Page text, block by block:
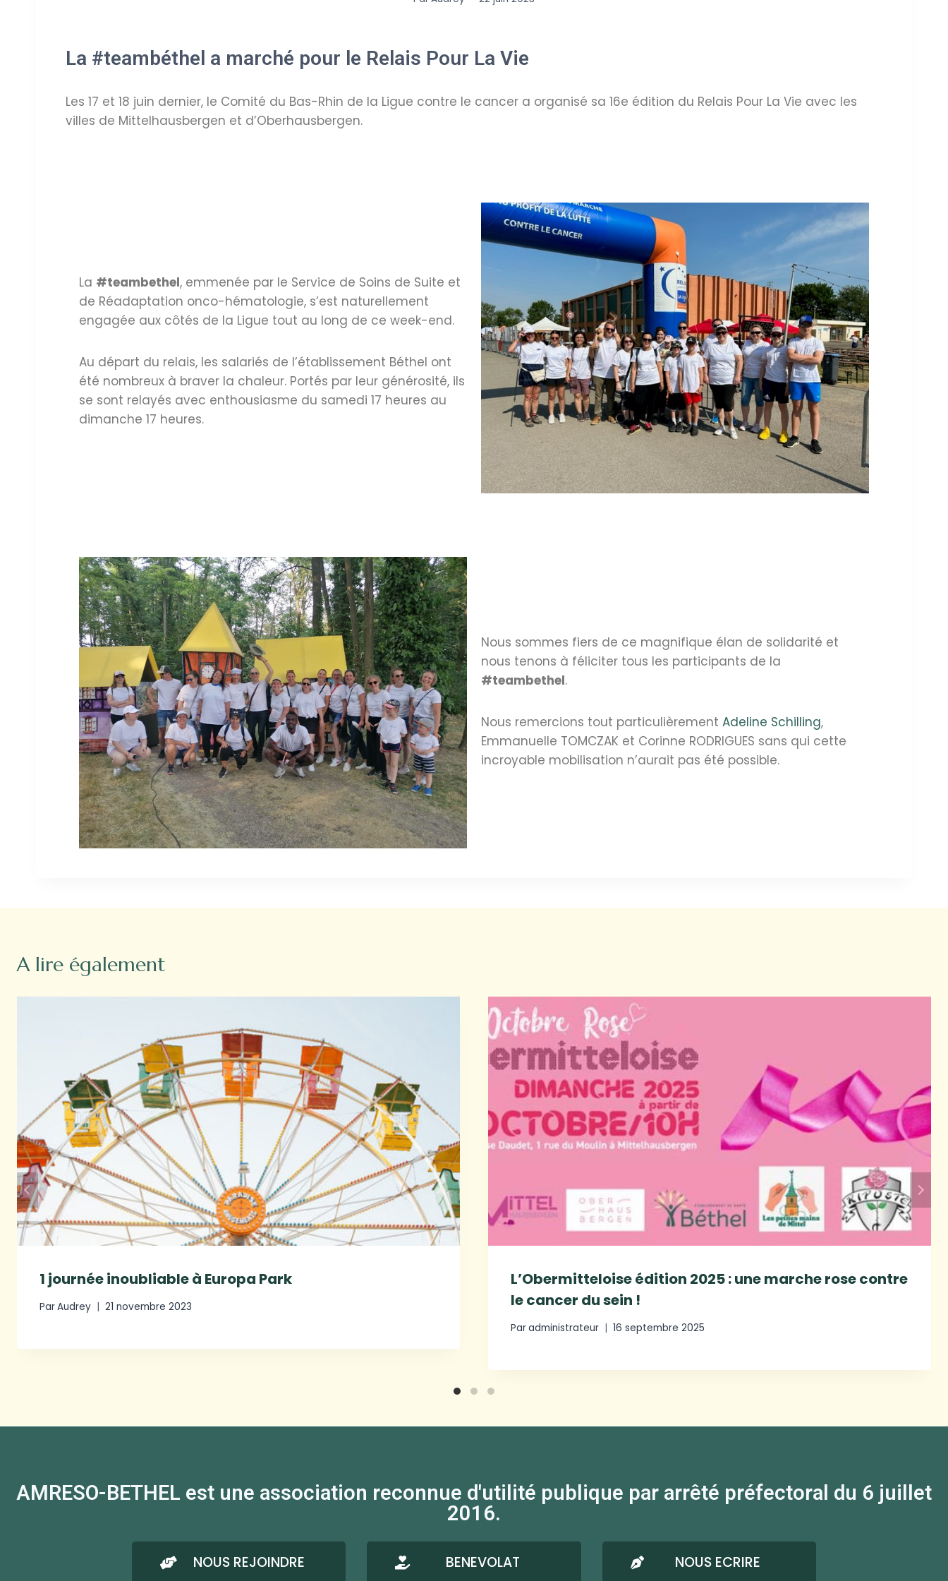
La #teambéthel a marché pour le Relais Pour La Vie
Les 17 et 18 juin dernier, le Comité du Bas-Rhin de la Ligue contre le cancer a organisé sa 16e édition du Relais Pour La Vie avec les
villes de Mittelhausbergen et d’Oberhausbergen.
La #teambethel, emmenée par le Service de Soins de Suite et
de Réadaptation onco-hématologie, s’est naturellement
engagée aux côtés de la Ligue tout au long de ce week-end.
Au départ du relais, les salariés de l’établissement Béthel ont
été nombreux à braver la chaleur. Portés par leur générosité, ils
se sont relayés avec enthousiasme du samedi 17 heures au
dimanche 17 heures.
Nous sommes fiers de ce magnifique élan de solidarité et
nous tenons à féliciter tous les participants de la
#teambethel.
Nous remercions tout particulièrement Adeline Schilling,
Emmanuelle TOMCZAK et Corinne RODRIGUES sans qui cette
incroyable mobilisation n’aurait pas été possible.
A lire également
1 journée inoubliable à Europa Park
ParAudrey 21 novembre 2023
L’Obermitteloise édition 2025 : une marche rose contre
le cancer du sein !
Paradministrateur 16 septembre 2025
AMRESO-BETHEL est une association reconnue d'utilité publique par arrêté préfectoral du 6 juillet
2016.
NOUS REJOINDRE BENEVOLAT NOUS ECRIRE